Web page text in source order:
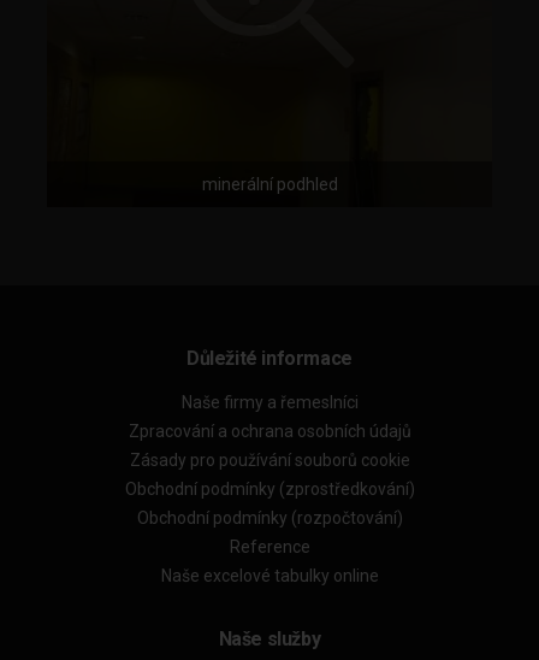
minerální podhled
Důležité informace
Naše firmy a řemeslníci
Zpracování a ochrana osobních údajů
Zásady pro používání souborů cookie
Obchodní podmínky (zprostředkování)
Obchodní podmínky (rozpočtování)
Reference
Naše excelové tabulky online
Naše služby